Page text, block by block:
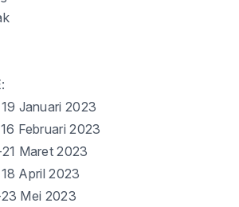
Januari 2023
Februari 2023
Maret 2023
April 2023
Mei 2023